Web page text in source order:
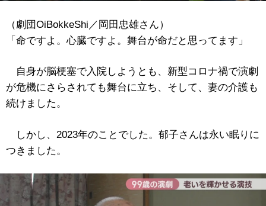
（劇団OiBokkeShi／岡田忠雄さん）
「命ですよ。心臓ですよ。舞台が命だと思ってます」
自身が脳梗塞で入院しようとも、新型コロナ禍で演劇
が危機にさらされても舞台に立ち、そして、妻の介護も
続けました。
しかし、2023年のことでした。郁子さんは永い眠りに
つきました。